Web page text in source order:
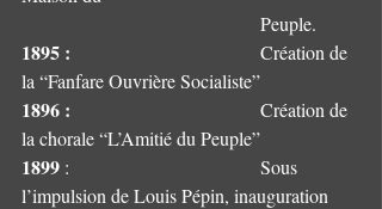
					Peuple.
1895 :
la “Fanfare Ouvrière Socialiste”
1896 :
la chorale “L’Amitié du Peuple”
1899 :                         	Sous
l’impulsion de Louis Pépin, inauguration